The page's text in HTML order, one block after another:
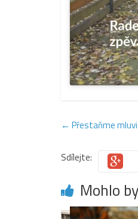
← Přestaňme
Sdílejte:
Mohlo